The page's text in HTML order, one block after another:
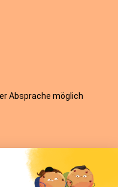
Absprache möglich